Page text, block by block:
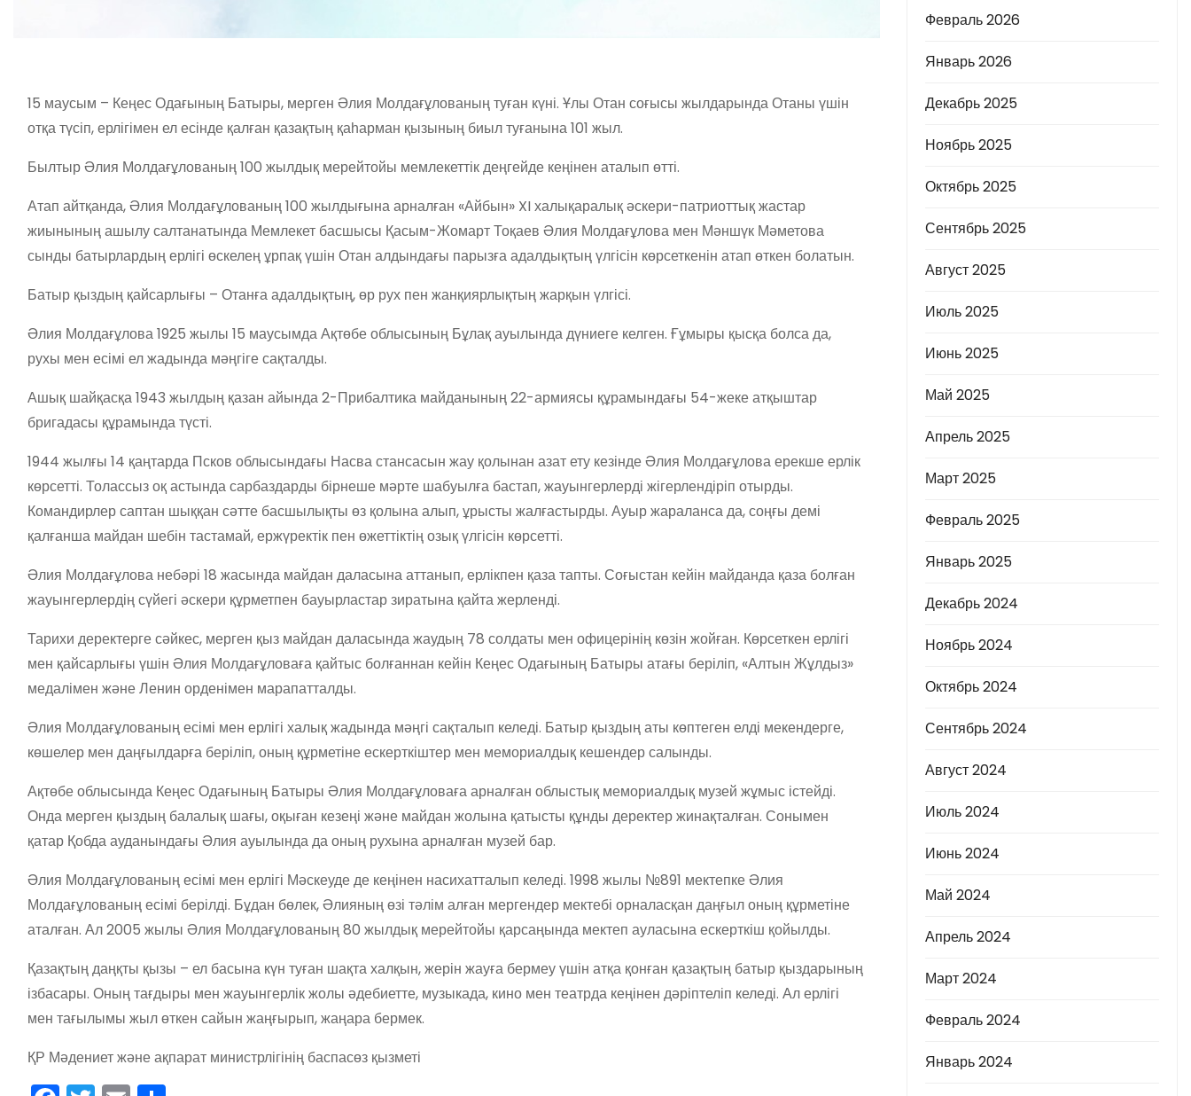
15 маусым – Кеңес Одағының Батыры, мерген Әлия Молдағұлованың туған күні. Ұлы Отан соғысы жылдарында Отаны үшін
отқа түсіп, ерлігімен ел есінде қалған қазақтың қаһарман қызының биыл туғанына 101 жыл.
Былтыр Әлия Молдағұлованың 100 жылдық мерейтойы мемлекеттік деңгейде кеңінен аталып өтті.
Атап айтқанда, Әлия Молдағұлованың 100 жылдығына арналған «Айбын» XI халықаралық әскери-патриоттық жастар
жиынының ашылу салтанатында Мемлекет басшысы Қасым-Жомарт Тоқаев Әлия Молдағұлова мен Мәншүк Мәметова
сынды батырлардың ерлігі өскелең ұрпақ үшін Отан алдындағы парызға адалдықтың үлгісін көрсеткенін атап өткен болатын.
Батыр қыздың қайсарлығы – Отанға адалдықтың, өр рух пен жанқиярлықтың жарқын үлгісі.
Әлия Молдағұлова 1925 жылы 15 маусымда Ақтөбе облысының Бұлақ ауылында дүниеге келген. Ғұмыры қысқа болса да,
рухы мен есімі ел жадында мәңгіге сақталды.
Ашық шайқасқа 1943 жылдың қазан айында 2-Прибалтика майданының 22-армиясы құрамындағы 54-жеке атқыштар
бригадасы құрамында түсті.
1944 жылғы 14 қаңтарда Псков облысындағы Насва стансасын жау қолынан азат ету кезінде Әлия Молдағұлова ерекше ерлік
көрсетті. Толассыз оқ астында сарбаздарды бірнеше мәрте шабуылға бастап, жауынгерлерді жігерлендіріп отырды.
Командирлер саптан шыққан сәтте басшылықты өз қолына алып, ұрысты жалғастырды. Ауыр жараланса да, соңғы демі
қалғанша майдан шебін тастамай, ержүректік пен өжеттіктің озық үлгісін көрсетті.
Әлия Молдағұлова небәрі 18 жасында майдан даласына аттанып, ерлікпен қаза тапты. Соғыстан кейін майданда қаза болған
жауынгерлердің сүйегі әскери құрметпен бауырластар зиратына қайта жерленді.
Тарихи деректерге сәйкес, мерген қыз майдан даласында жаудың 78 солдаты мен офицерінің көзін жойған. Көрсеткен ерлігі
мен қайсарлығы үшін Әлия Молдағұловаға қайтыс болғаннан кейін Кеңес Одағының Батыры атағы беріліп, «Алтын Жұлдыз»
медалімен және Ленин орденімен марапатталды.
Әлия Молдағұлованың есімі мен ерлігі халық жадында мәңгі сақталып келеді. Батыр қыздың аты көптеген елді мекендерге,
көшелер мен даңғылдарға беріліп, оның құрметіне ескерткіштер мен мемориалдық кешендер салынды.
Ақтөбе облысында Кеңес Одағының Батыры Әлия Молдағұловаға арналған облыстық мемориалдық музей жұмыс істейді.
Онда мерген қыздың балалық шағы, оқыған кезеңі және майдан жолына қатысты құнды деректер жинақталған. Сонымен
қатар Қобда ауданындағы Әлия ауылында да оның рухына арналған музей бар.
Әлия Молдағұлованың есімі мен ерлігі Мәскеуде де кеңінен насихатталып келеді. 1998 жылы №891 мектепке Әлия
Молдағұлованың есімі берілді. Бұдан бөлек, Әлияның өзі тәлім алған мергендер мектебі орналасқан даңғыл оның құрметіне
аталған. Ал 2005 жылы Әлия Молдағұлованың 80 жылдық мерейтойы қарсаңында мектеп ауласына ескерткіш қойылды.
Қазақтың даңқты қызы – ел басына күн туған шақта халқын, жерін жауға бермеу үшін атқа қонған қазақтың батыр қыздарының
ізбасары. Оның тағдыры мен жауынгерлік жолы әдебиетте, музыкада, кино мен театрда кеңінен дәріптеліп келеді. Ал ерлігі
мен тағылымы жыл өткен сайын жаңғырып, жаңара бермек.
ҚР Мәдениет және ақпарат министрлігінің баспасөз қызметі
Февраль 2026
Январь 2026
Декабрь 2025
Ноябрь 2025
Октябрь 2025
Сентябрь 2025
Август 2025
Июль 2025
Июнь 2025
Май 2025
Апрель 2025
Март 2025
Февраль 2025
Январь 2025
Декабрь 2024
Ноябрь 2024
Октябрь 2024
Сентябрь 2024
Август 2024
Июль 2024
Июнь 2024
Май 2024
Апрель 2024
Март 2024
Февраль 2024
Январь 2024